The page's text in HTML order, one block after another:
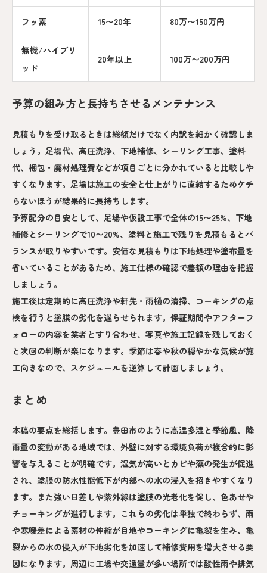
フッ素 15〜20年 80万〜150万円
無機/ハイブリ
ッド
20年以上 100万〜200万円
予算の組み方と長持ちさせるメンテナンス
見積もりを受け取るときは総額だけでなく内訳を細かく確認しま
しょう。足場代、高圧洗浄、下地補修、シーリング工事、塗料
代、梱包・廃材処理費などが項目ごとに分かれていると比較しや
すくなります。足場は施工の安全と仕上がりに直結するためケチ
らないほうが結果的に長持ちします。
予算配分の目安として、足場や仮設工事で全体の15〜25%、下地
補修とシーリングで10〜20%、塗料と施工で残りを見積もるとバ
ランスが取りやすいです。安価な見積もりは下地処理や塗布量を
省いていることがあるため、施工仕様の確認で差額の理由を把握
しましょう。
施工後は定期的に高圧洗浄や軒先・雨樋の清掃、コーキングの点
検を行うと塗膜の劣化を遅らせられます。保証期間やアフターフ
ォローの内容を業者とすり合わせ、写真や施工記録を残しておく
と次回の判断が楽になります。季節は春や秋の穏やかな気候が施
工向きなので、スケジュールを逆算して計画しましょう。
まとめ
本稿の要点を総括します。豊田市のように高温多湿と季節風、降
雨量の変動がある地域では、外壁に対する環境負荷が複合的に影
響を与えることが明確です。湿気が高いとカビや藻の発生が促進
され、塗膜の防水性能低下が内部への水の浸入を招きやすくなり
ます。また強い日差しや紫外線は塗膜の光老化を促し、色あせや
チョーキングが進行します。これらの劣化は単独で終わらず、雨
や寒暖差による素材の伸縮が目地やコーキングに亀裂を生み、亀
裂からの水の侵入が下地劣化を加速して補修費用を増大させる要
因になります。周辺に工場や交通量が多い場所では酸性雨や排気